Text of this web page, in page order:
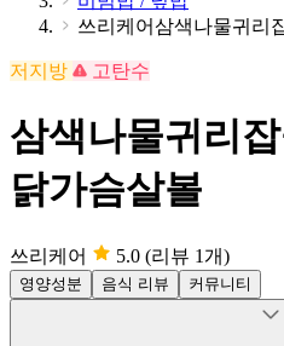
쓰리케어삼색나물귀리
저지방 고탄수
삼색나물귀리
닭가슴살볼
쓰리케어 5.0 (리뷰 1개)
영양성분 음식 리뷰 커뮤니티